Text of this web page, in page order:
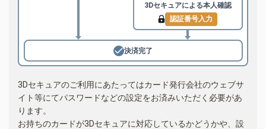
3Dセキュアによる本人確認
認証番号入力
決済完了
3Dセキュアのご利用にあたってはカード発行会社のウェブサ
イト等にてパスワードなどの設定をお済みいただく必要があ
ります。
お持ちのカードが3Dセキュアに対応しているかどうかや、設